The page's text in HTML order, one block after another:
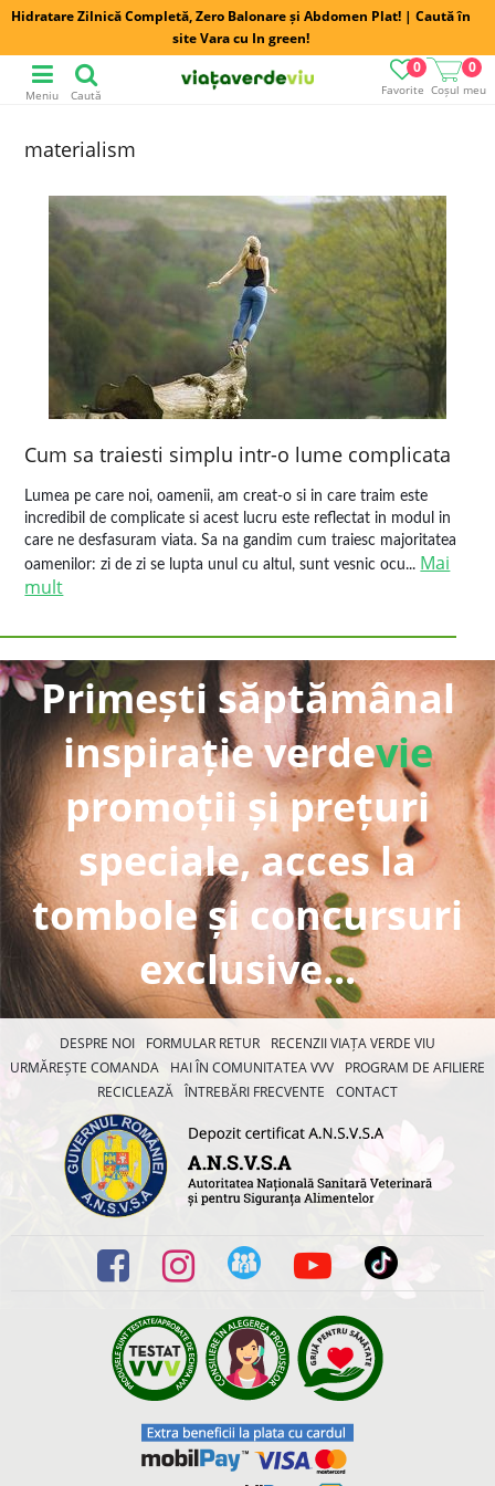
Hidratare Zilnică Completă, Zero Balonare și Abdomen Plat! | Caută în
site Vara cu In green!
Favorite
0
Coșul meu
0
Meniu Caută
materialism
Cum sa traiesti simplu intr-o lume complicata
Lumea pe care noi, oamenii, am creat-o si in care traim este
incredibil de complicate si acest lucru este reflectat in modul in
care ne desfasuram viata. Sa na gandim cum traiesc majoritatea
oamenilor: zi de zi se lupta unul cu altul, sunt vesnic ocu... Mai
mult
Primești săptămânal
inspirație verdevie
promoții și prețuri
speciale, acces la
tombole și concursuri
exclusive...
DESPRE NOI FORMULAR RETUR
RECENZII VIAȚA VERDE VIU
URMĂREȘTE COMANDA
HAI ÎN COMUNITATEA VVV
PROGRAM DE AFILIERE
RECICLEAZĂ ÎNTREBĂRI FRECVENTE CONTACT